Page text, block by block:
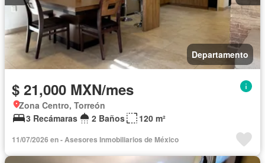
Departamento
$ 21,000 MXN/mes
Zona Centro, Torreón
3 Recámaras
2 Baños 120 m²
11/07/2026 en - Asesores Inmobiliarios de México